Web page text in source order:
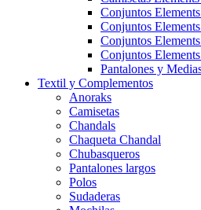
Conjuntos
Conjuntos
Conjuntos
Conjuntos
Pantalones y
Textil y Complementos
Anoraks
Camisetas
Chandals
Chaqueta Chandal
Chubasqueros
Pantalones largos
Polos
Sudaderas